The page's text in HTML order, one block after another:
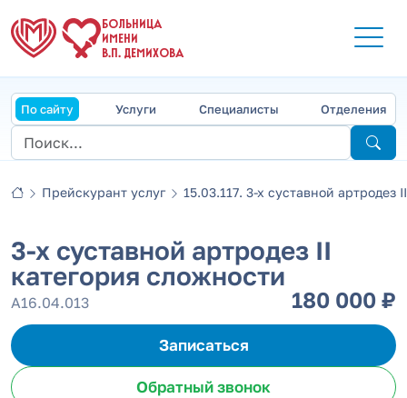
БОЛЬНИЦА
ИМЕНИ
В.П. ДЕМИХОВА
По сайту Услуги Специалисты Отделения
Прейскурант услуг 15.03.117. 3-х суставной артродез
3-х суставной артродез II
категория сложности
А16.04.013 180 000 ₽
Записаться
Обратный звонок